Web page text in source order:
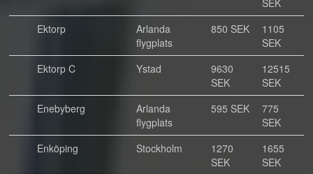
SEK
Ektorp
Arlanda
flygplats
850 SEK
1105
SEK
Ektorp C
Ystad
9630
SEK
12515
SEK
Enebyberg
Arlanda
flygplats
595 SEK
775
SEK
Enköping
Stockholm
1270
SEK
1655
SEK